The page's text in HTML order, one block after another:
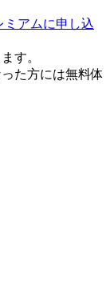
ミアムに申し込
す。
た方には無料体